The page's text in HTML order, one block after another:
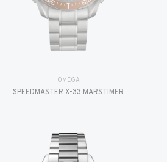
OMEGA
SPEEDMASTER X-33 MARSTIMER